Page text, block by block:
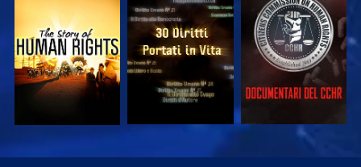
GUARDA GUARDA GUARDA